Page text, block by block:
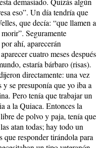
eso”. Un día tendría que
que decía: “que llamen a
Seguramente
ahí, aparecerán
cuatro meses después
estaría bárbaro (risas).
directamente: una vez
se presuponía que yo iba a
Pero tenía que trabajar un
a la Quiaca. Entonces la
de polvo y paja, tenía que
atan todas; hay todo un
que responder tirándola para